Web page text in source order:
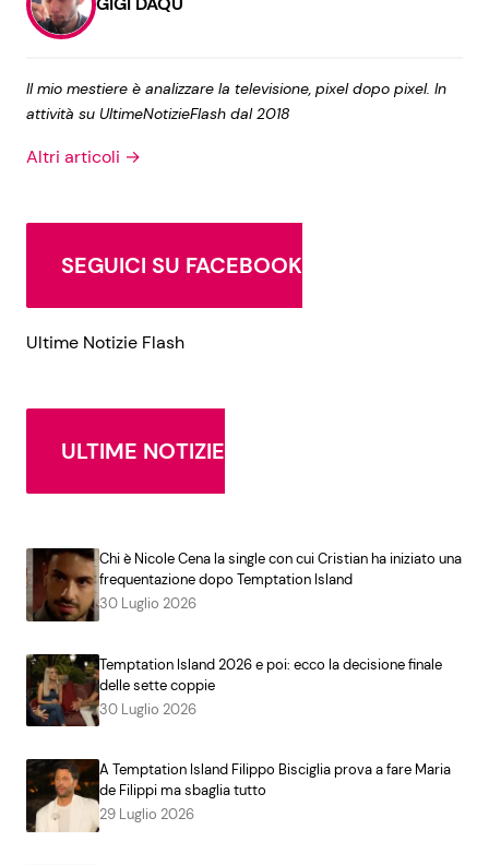
Il mio mestiere è analizzare la televisione, pixel dopo pixel. In
attività su UltimeNotizieFlash dal 2018
Altri articoli →
SEGUICI SU FACEBOOK
Ultime Notizie Flash
ULTIME NOTIZIE
Chi è Nicole Cena la single con cui Cristian ha iniziato una
frequentazione dopo Temptation Island
30 Luglio 2026
Temptation Island 2026 e poi: ecco la decisione finale
delle sette coppie
30 Luglio 2026
A Temptation Island Filippo Bisciglia prova a fare Maria
de Filippi ma sbaglia tutto
29 Luglio 2026